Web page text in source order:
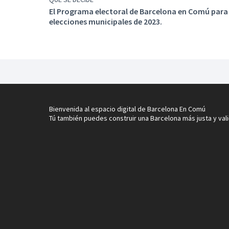
El proceso tendrá 4 fases:
4. Votación y Publicación del Documento
El Programa electoral de Barcelona en Comú
elecciones municipales de 2023.
Bienvenida al espacio digital de Barcelona En Comú
Tú también puedes construir una Barcelona más justa y